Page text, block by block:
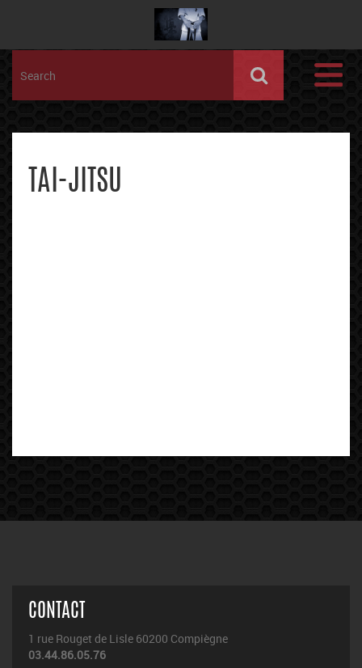
TAI-JITSU
CONTACT
1 rue Rouget de Lisle 60200 Compiègne
03.44.86.05.76